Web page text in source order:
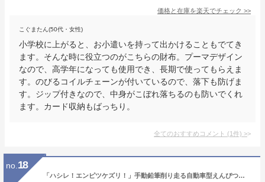
価格と在庫を楽天でチェック >>
こぐまたん(50代・女性)
小学校に上がると、お小遣いを持って出かけることもでてき
ます。そんな時に役立つのがこちらの財布。プーマデザイン
なので、高学年になっても使用でき、長期で使ってもらえま
す。のびるコイルチェーンが付いているので、落下も防げま
す。ジップ付きなので、中身がこぼれ落ちるのも防いでくれ
ます。カード収納もばっちり。
全てのおすすめコメント (1件) >
no. 18
「ハシレ！エンピツケズリ！」手動鉛筆削り走る自動車型えんぴつ削り(FS-660）